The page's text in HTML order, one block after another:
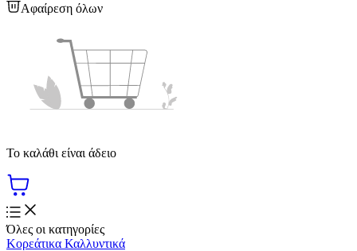
Αφαίρεση όλων
Το καλάθι είναι άδειο
Όλες οι κατηγορίες
Κορεάτικα Καλλυντικά